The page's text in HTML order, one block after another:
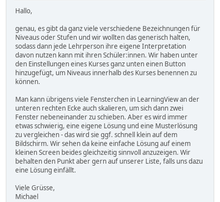
Hallo,
genau, es gibt da ganz viele verschiedene Bezeichnungen für
Niveaus oder Stufen und wir wollten das generisch halten,
sodass dann jede Lehrperson ihre eigene Interpretation
davon nutzen kann mit ihren Schüler:innen. Wir haben unter
den Einstellungen eines Kurses ganz unten einen Button
hinzugefügt, um Niveaus innerhalb des Kurses benennen zu
können.
Man kann übrigens viele Fensterchen in LearningView an der
unteren rechten Ecke auch skalieren, um sich dann zwei
Fenster nebeneinander zu schieben. Aber es wird immer
etwas schwierig, eine eigene Lösung und eine Musterlösung
zu vergleichen - das wird sie ggf. schnell klein auf dem
Bildschirm. Wir sehen da keine einfache Lösung auf einem
kleinen Screen beides gleichzeitig sinnvoll anzuzeigen. Wir
behalten den Punkt aber gern auf unserer Liste, falls uns dazu
eine Lösung einfällt.
Viele Grüsse,
Michael